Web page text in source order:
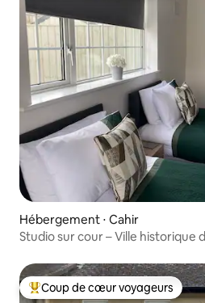
Hébergement ⋅ Cahir
Studio sur cour – Ville historique
Coups de cœur voyageurs les
Coup de cœur voyageurs